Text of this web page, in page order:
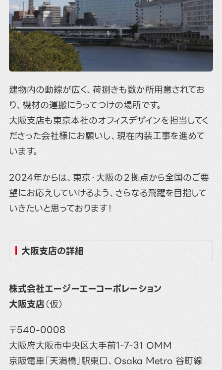
建物内の動線が広く、荷捌きも数か所用意されてお
り、機材の運搬にうってつけの場所です。
大阪支店も東京本社のオフィスデザインを担当してく
ださった会社様にお願いし、現在内装工事を進めて
います。
2024年からは、東京・大阪の２拠点から全国のご要
望にお応えしていけるよう、さらなる飛躍を目指して
いきたいと思っております！
大阪支店の詳細
株式会社エージーエーコーポレーション
大阪支店（仮）
〒540-0008
大阪府大阪市中央区大手前1-7-31 OMM
京阪電車「天満橋」駅東口、Osaka Metro 谷町線